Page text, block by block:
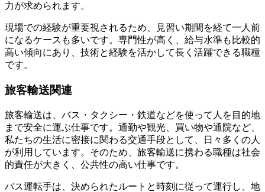
力が求められます。
現場での経験が重要視されるため、見習い期間を経て一人前
になるケースも多いです。専門性が高く、給与水準も比較的
高い傾向にあり、技術と経験を活かして長く活躍できる職種
です。
旅客輸送関連
旅客輸送は、バス・タクシー・鉄道などを使って人を目的地
まで安全に運ぶ仕事です。通勤や観光、買い物や通院など、
私たちの生活に密接に関わる交通手段として、日々多くの人
が利用しています。そのため、旅客輸送に携わる職種は社会
的責任が大きく、公共性の高い仕事です。
バス運転手は、決められたルートと時刻に従って運行し、地